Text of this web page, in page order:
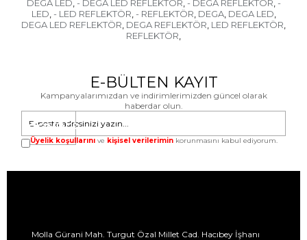
DEGA LED - DEGA LED REFLEKTÖR - DEGA REFLEKTÖR -
LED - LED REFLEKTÖR - REFLEKTÖR DEGA, DEGA LED
DEGA LED REFLEKTÖR DEGA REFLEKTÖR LED REFLEKTÖR
REFLEKTÖR
E-BÜLTEN KAYIT
Kampanyalarımızdan ve indirimlerimizden güncel olarak
haberdar olun.
GÖNDER
Üyelik koşullarını ve kişisel verilerimin korunmasını kabul ediyorum.
Molla Gürani Mah. Turgut Özal Millet Cad. Hacıbey İşhanı